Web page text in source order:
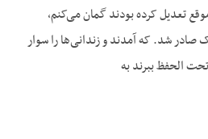
تعدیل کرده بودند گمان می‌کنم،
صادر شد. که آمدند و زندانی‌ها را سوار
الحفظ ببرند به